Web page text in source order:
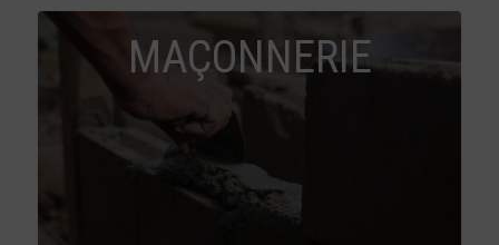
MAÇONNERIE